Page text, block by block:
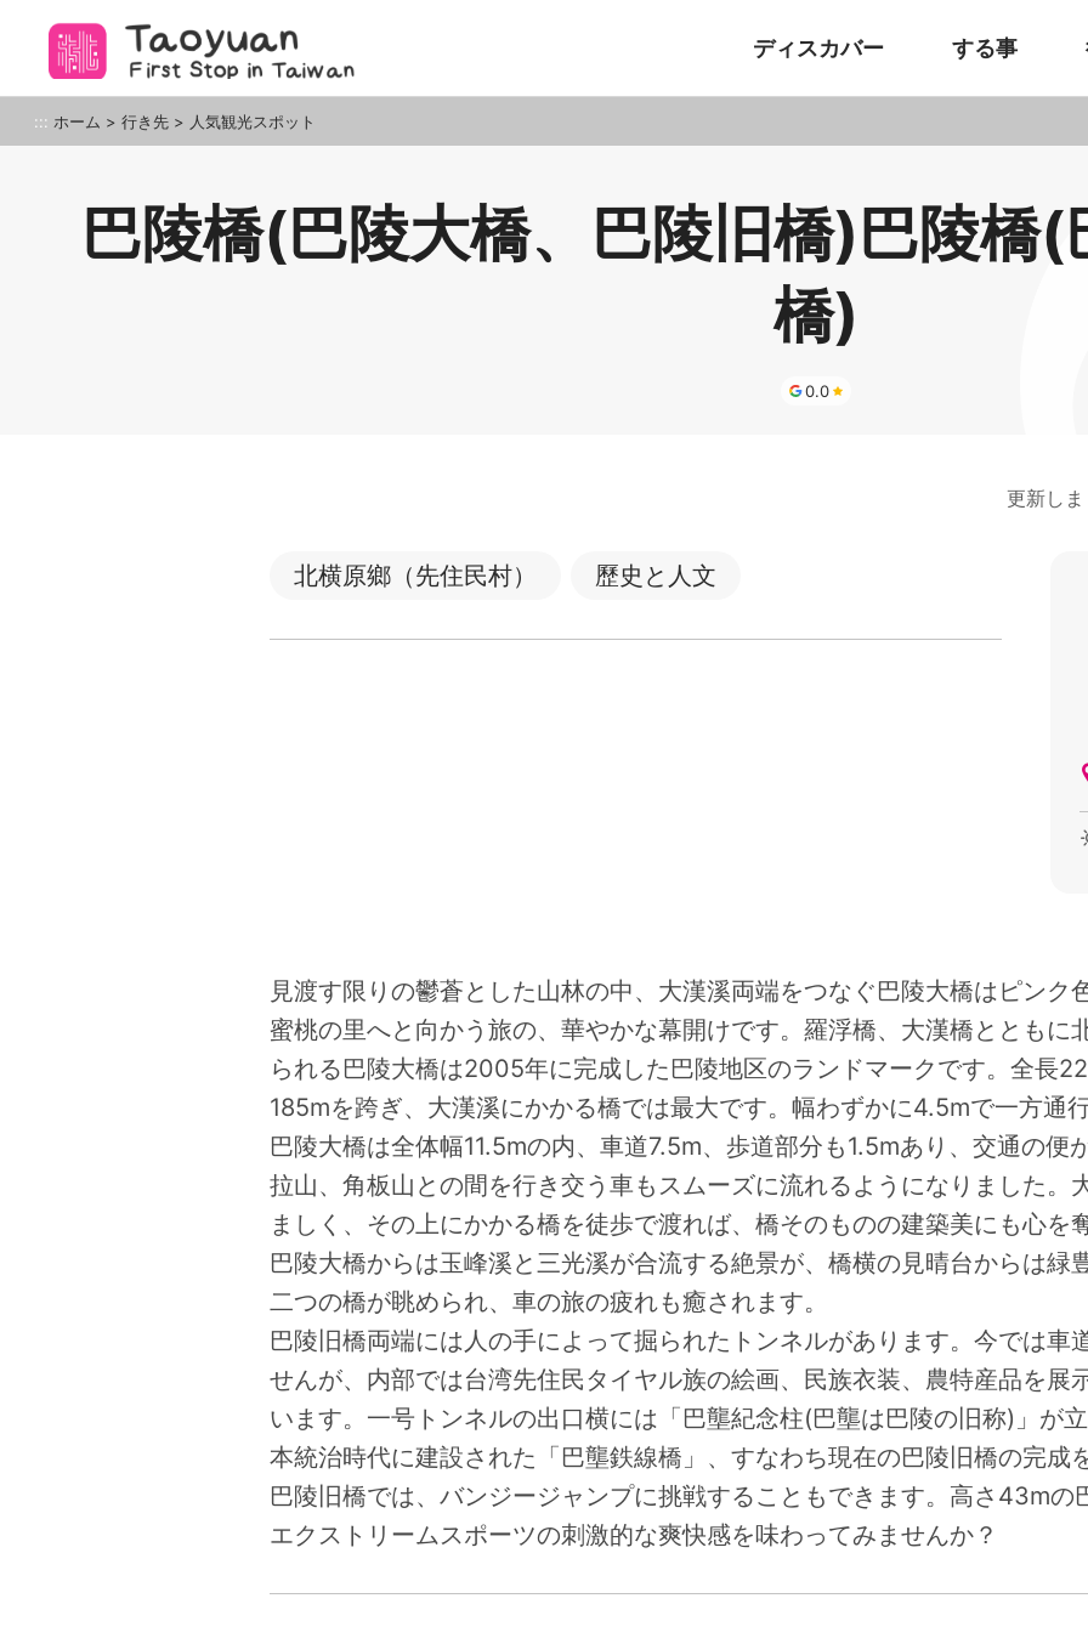
ー
桃園観光旅行
ディスカバー する事
::: ホーム > 行き先 > 人気観光スポット
巴陵橋(巴陵大橋、巴陵旧橋)巴陵橋
橋)
0.0
更新し
北横原鄉（先住民村） 歷史と人文
見渡す限りの鬱蒼とした山林の中、大漢溪両端をつなぐ巴陵大橋はピンク
蜜桃の里へと向かう旅の、華やかな幕開けです。羅浮橋、大漢橋とともに
られる巴陵大橋は2005年に完成した巴陵地区のランドマークです。全長
185mを跨ぎ、大漢溪にかかる橋では最大です。幅わずかに4.5mで一方通
巴陵大橋は全体幅11.5mの内、車道7.5m、歩道部分も1.5mあり、交通の便
拉山、角板山との間を行き交う車もスムーズに流れるようになりました。
ましく、その上にかかる橋を徒歩で渡れば、橋そのものの建築美にも心を
巴陵大橋からは玉峰溪と三光溪が合流する絶景が、橋横の見晴台からは緑
二つの橋が眺められ、車の旅の疲れも癒されます。
巴陵旧橋両端には人の手によって掘られたトンネルがあります。今では車
せんが、内部では台湾先住民タイヤル族の絵画、民族衣装、農特産品を展
います。一号トンネルの出口横には「巴壟紀念柱(巴壟は巴陵の旧称)」が
本統治時代に建設された「巴壟鉄線橋」、すなわち現在の巴陵旧橋の完成
巴陵旧橋では、バンジージャンプに挑戦することもできます。高さ43mの
エクストリームスポーツの刺激的な爽快感を味わってみませんか？